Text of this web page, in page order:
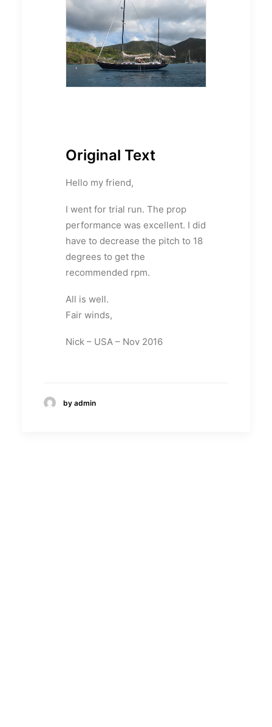
Original Text
Hello my friend,
I went for trial run. The prop
performance was excellent. I did
have to decrease the pitch to 18
degrees to get the
recommended rpm.
All is well.
Fair winds,
Nick – USA – Nov 2016
by admin